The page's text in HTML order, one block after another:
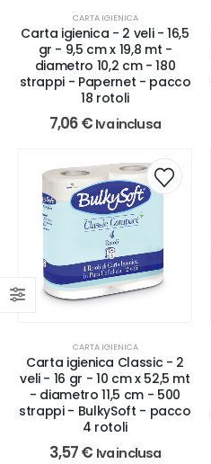
CARTA IGIENICA
Carta igienica - 2 veli - 16,5
gr - 9,5 cm x 19,8 mt -
diametro 10,2 cm - 180
strappi - Papernet - pacco
18 rotoli
7,06€ Iva inclusa
CARTA IGIENICA
Carta igienica Classic - 2
veli - 16 gr - 10 cm x 52,5 mt
- diametro 11,5 cm - 500
strappi - BulkySoft - pacco
4 rotoli
3,57€ Iva inclusa